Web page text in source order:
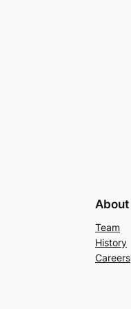
About
Team
History
Careers